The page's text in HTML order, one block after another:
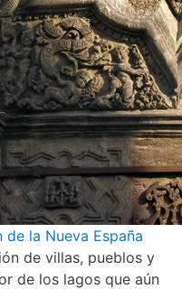
la Nueva España
de villas, pueblos y
de los lagos que aún